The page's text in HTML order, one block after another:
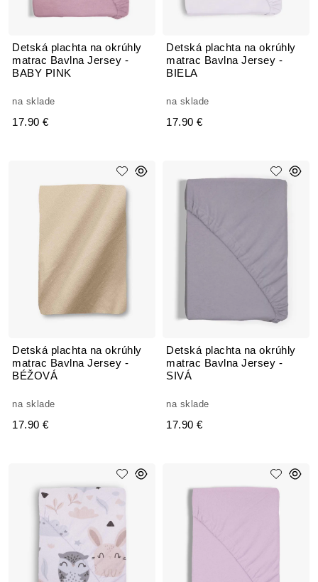
Detská plachta na okrúhly
matrac Bavlna Jersey -
BABY PINK
na sklade
17.90 €
Detská plachta na okrúhly
matrac Bavlna Jersey -
BIELA
na sklade
17.90 €
Detská plachta na okrúhly
matrac Bavlna Jersey -
BÉŽOVÁ
na sklade
17.90 €
Detská plachta na okrúhly
matrac Bavlna Jersey -
SIVÁ
na sklade
17.90 €